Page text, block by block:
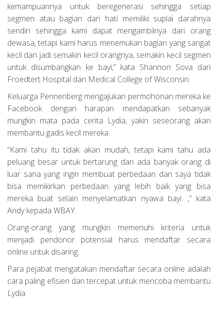
kemampuannya untuk beregenerasi sehingga setiap
segmen atau bagian dari hati memiliki suplai darahnya
sendiri sehingga kami dapat mengambilnya dari orang
dewasa, tetapi kami harus menemukan bagian yang sangat
kecil dan jadi semakin kecil orangnya, semakin kecil segmen
untuk disumbangkan ke bayi,” kata Shannon Sova dari
Froedtert Hospital dan Medical College of Wisconsin.
Keluarga Pennenberg mengajukan permohonan mereka ke
Facebook dengan harapan mendapatkan sebanyak
mungkin mata pada cerita Lydia, yakin seseorang akan
membantu gadis kecil mereka.
“Kami tahu itu tidak akan mudah, tetapi kami tahu ada
peluang besar untuk bertarung dan ada banyak orang di
luar sana yang ingin membuat perbedaan dan saya tidak
bisa memikirkan perbedaan yang lebih baik yang bisa
mereka buat selain menyelamatkan nyawa bayi. ,” kata
Andy kepada WBAY.
Orang-orang yang mungkin memenuhi kriteria untuk
menjadi pendonor potensial harus mendaftar secara
online untuk disaring.
Para pejabat mengatakan mendaftar secara online adalah
cara paling efisien dan tercepat untuk mencoba membantu
Lydia.